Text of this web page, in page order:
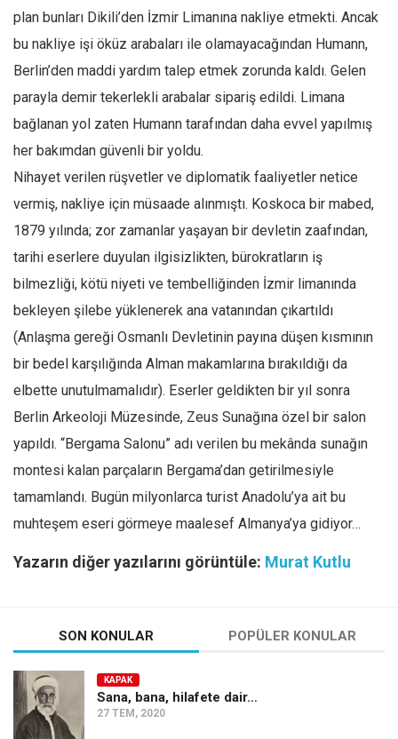
plan bunları Dikili’den İzmir Limanına nakliye etmekti. Ancak
bu nakliye işi öküz arabaları ile olamayacağından Humann,
Berlin’den maddi yardım talep etmek zorunda kaldı. Gelen
parayla demir tekerlekli arabalar sipariş edildi. Limana
bağlanan yol zaten Humann tarafından daha evvel yapılmış
her bakımdan güvenli bir yoldu.
Nihayet verilen rüşvetler ve diplomatik faaliyetler netice
vermiş, nakliye için müsaade alınmıştı. Koskoca bir mabed,
1879 yılında; zor zamanlar yaşayan bir devletin zaafından,
tarihi eserlere duyulan ilgisizlikten, bürokratların iş
bilmezliği, kötü niyeti ve tembelliğinden İzmir limanında
bekleyen şilebe yüklenerek ana vatanından çıkartıldı
(Anlaşma gereği Osmanlı Devletinin payına düşen kısmının
bir bedel karşılığında Alman makamlarına bırakıldığı da
elbette unutulmamalıdır). Eserler geldikten bir yıl sonra
Berlin Arkeoloji Müzesinde, Zeus Sunağına özel bir salon
yapıldı. “Bergama Salonu” adı verilen bu mekânda sunağın
montesi kalan parçaların Bergama’dan getirilmesiyle
tamamlandı. Bugün milyonlarca turist Anadolu’ya ait bu
muhteşem eseri görmeye maalesef Almanya’ya gidiyor…
Yazarın diğer yazılarını görüntüle: Murat Kutlu
SON KONULAR POPÜLER KONULAR
KAPAK
Sana, bana, hilafete dair…
27 TEM, 2020